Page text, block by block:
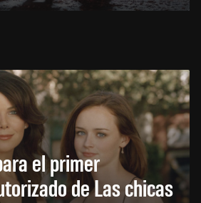
el primer
de Las chicas